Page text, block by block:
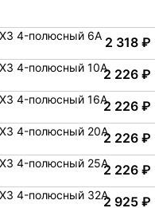
4-полюсный 6A 2 318 ₽
4-полюсный 10A2 226 ₽
4-полюсный 16A2 226 ₽
4-полюсный 20A2 226 ₽
4-полюсный 25A2 226 ₽
4-полюсный 32A2 925 ₽